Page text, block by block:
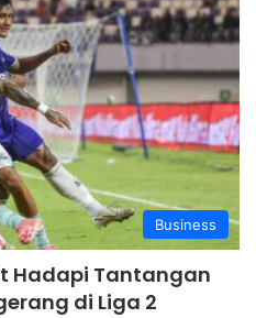
Business
Hadapi Tantangan
di Liga 2